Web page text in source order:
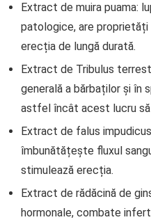
Extract de muira puama:
patologice, are
erecția de lungă durată.
Extract de Tribulus
generală a bărbaților și în
astfel încât acest lucru să
Extract de falus
îmbunătățește fluxul
stimulează erecția.
Extract de rădăcină de
hormonale, combate